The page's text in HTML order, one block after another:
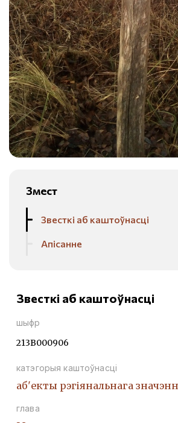
Змест
Звесткі аб каштоўнасці
Апісанне
Звесткі аб каштоўнасці
шыфр
213В000906
катэгорыя каштоўнасці
аб'екты рэгіянальнага
глава